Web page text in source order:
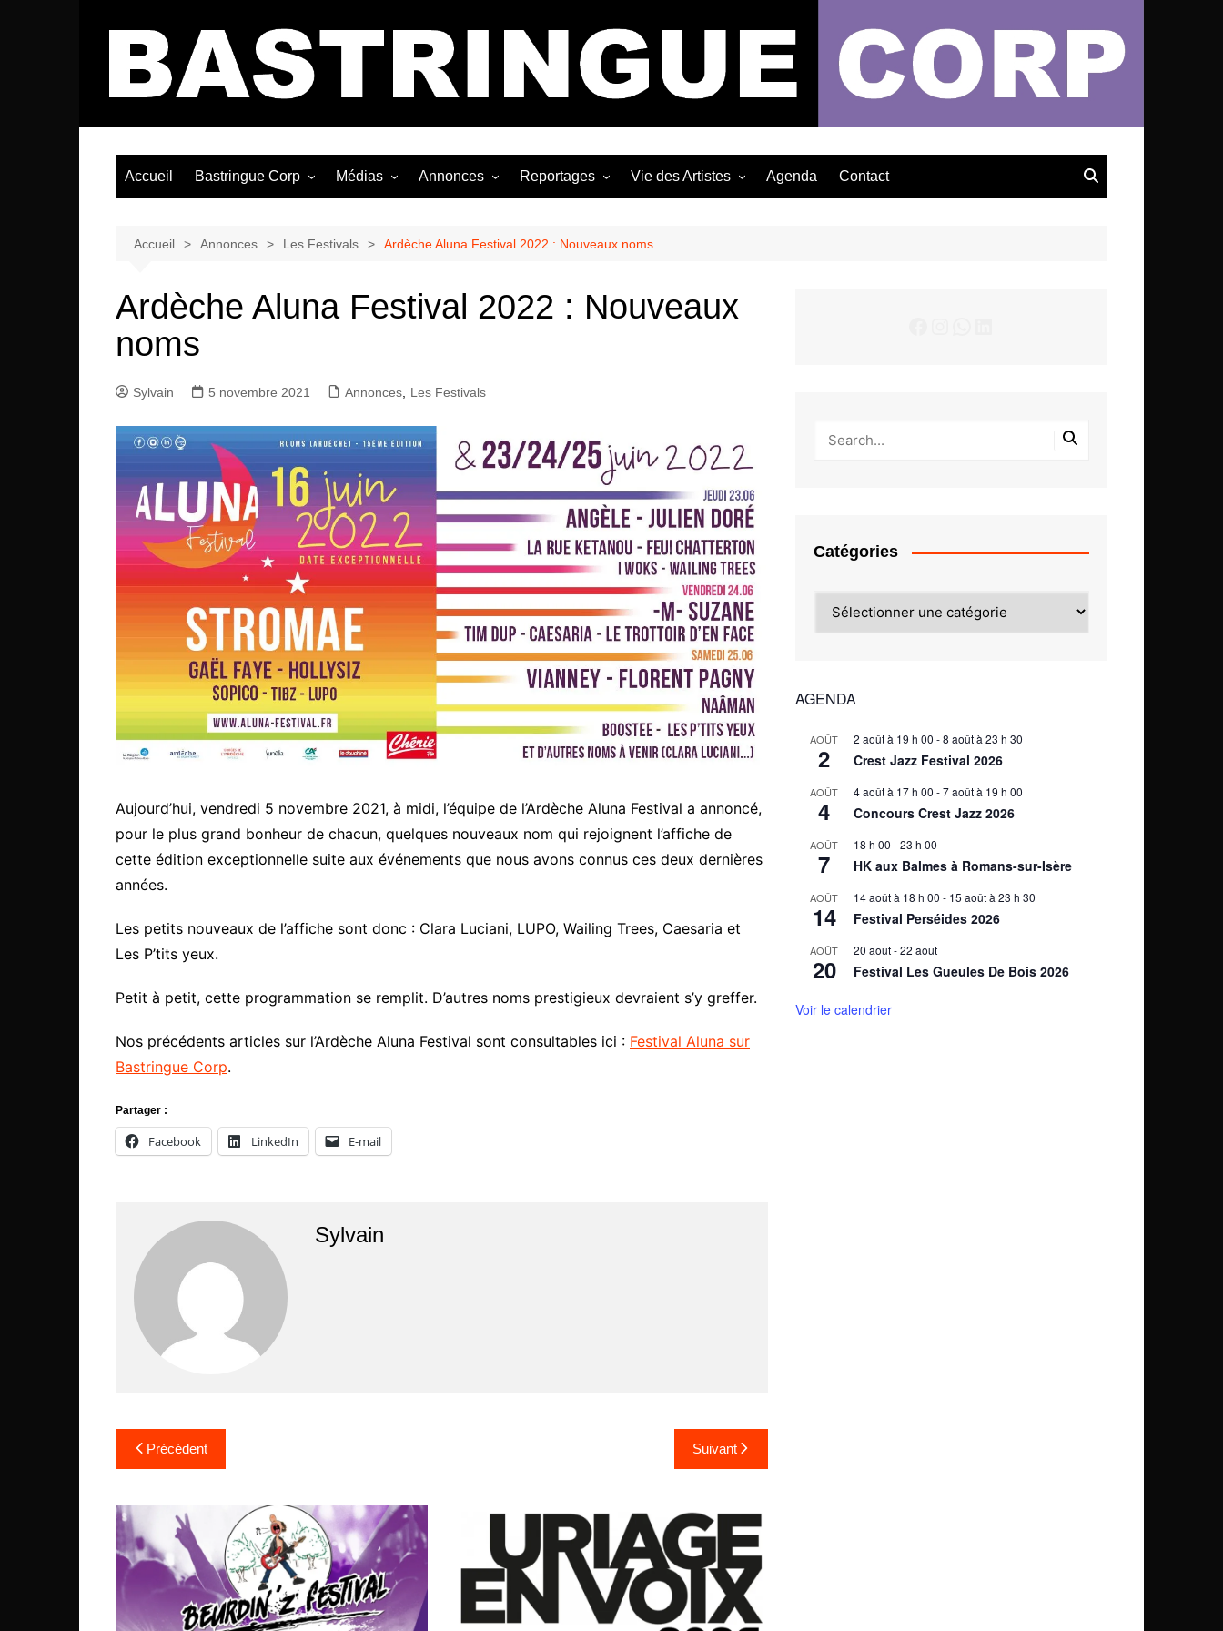
Bastringue Corp – Actualités Musicales
Accueil Bastringue Corp Médias
Albums / EP
Annonces
Les Concerts
Reportages
Photographies
Vie des Artistes
Nécro
Agenda Contact
Accueil Annonces Les Festivals Ardèche Aluna Festival 2022 : Nouveaux noms
Ardèche Aluna Festival 2022 : Nouveaux
noms
Sylvain 5 novembre 2021 Annonces Les Festivals
Aujourd’hui, vendredi 5 novembre 2021, à midi, l’équipe de l’Ardèche Aluna Festival a annoncé,
pour le plus grand bonheur de chacun, quelques nouveaux nom qui rejoignent l’affiche de
cette édition exceptionnelle suite aux événements que nous avons connus ces deux dernières
années.
Les petits nouveaux de l’affiche sont donc : Clara Luciani, LUPO, Wailing Trees, Caesaria et
Les P’tits yeux.
Petit à petit, cette programmation se remplit. D’autres noms prestigieux devraient s’y greffer.
Nos précédents articles sur l’Ardèche Aluna Festival sont consultables ici : Festival Aluna sur
Bastringue Corp.
Partager :
Facebook LinkedIn E-mail
Sylvain
Navigation
de
l’article
Précédent Suivant
Catégories
AGENDA
AOÛT
2
2 août à 19 h 00 -8 août à 23 h 30
Crest Jazz Festival 2026
AOÛT
4
4 août à 17 h 00 -7 août à 19 h 00
Concours Crest Jazz 2026
AOÛT
7
18 h 00 -23 h 00
HK aux Balmes à Romans-sur-Isère
AOÛT
14
14 août à 18 h 00 - 15 août à 23 h 30
Festival Perséides 2026
AOÛT
20
20 août-22 août
Festival Les Gueules De Bois 2026
Voir le calendrier